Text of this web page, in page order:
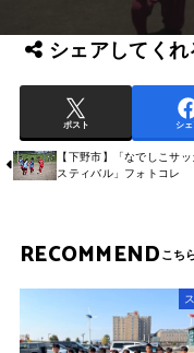
シェアしてくれ
ポスト シェ
【下野市】「なでしこサ
スティバル」フォトコレ
RECOMMEND